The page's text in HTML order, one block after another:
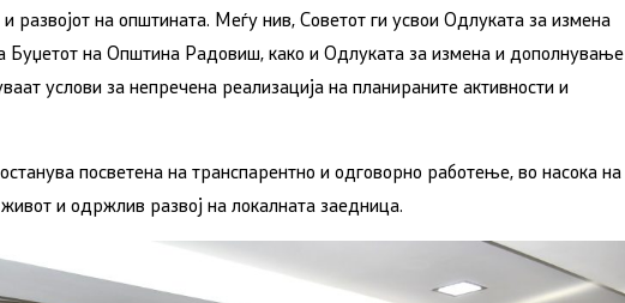
на општината. Меѓу нив, Советот ги усвои Одлуката за измена
Буџетот на Општина Радовиш, како и Одлуката за измена и дополнување
услови за непречена реализација на планираните активности и
посветена на транспарентно и одговорно работење, во насока на
и одржлив развој на локалната заедница.